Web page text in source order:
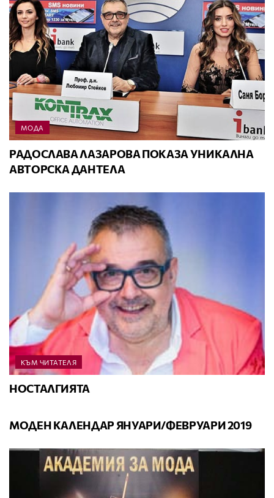
МОДА
РАДОСЛАВА ЛАЗАРОВА ПОКАЗА УНИКАЛНА
АВТОРСКА ДАНТЕЛА
КЪМ ЧИТАТЕЛЯ
НОСТАЛГИЯТА
МОДЕН КАЛЕНДАР ЯНУАРИ/ФЕВРУАРИ 2019